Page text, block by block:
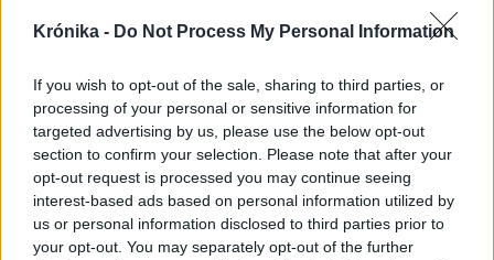
Krónika - Do Not Process My Personal Information
If you wish to opt-out of the sale, sharing to third parties, or
processing of your personal or sensitive information for
targeted advertising by us, please use the below opt-out
section to confirm your selection. Please note that after your
opt-out request is processed you may continue seeing
interest-based ads based on personal information utilized by
us or personal information disclosed to third parties prior to
your opt-out. You may separately opt-out of the further